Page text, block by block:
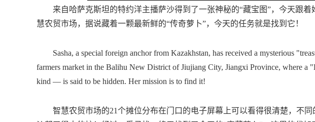
来自哈萨克斯坦的特约洋主播萨沙得到了一张神秘的“藏宝图”，今天跟着
慧农贸市场，据说藏着一颗最新鲜的“传奇萝卜”，今天的任务就是找到它！
Sasha, a special foreign anchor from Kazakhstan, has received a mysterious
farmers market in the Balihu New District of Jiujiang City, Jiangxi Province, where a
kind — is said to be hidden. Her mission is to find it!
智慧农贸市场的21个摊位分布在门口的电子屏幕上可以看得很清楚，不同